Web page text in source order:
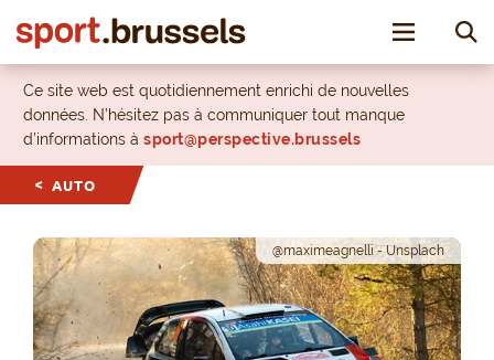
Toggle
Ce site web est quotidiennement enrichi de nouvelles
données. N’hésitez pas à communiquer tout manque
d’informations à sport@perspective.brussels
AUTO
@maximeagnelli - Unsplach